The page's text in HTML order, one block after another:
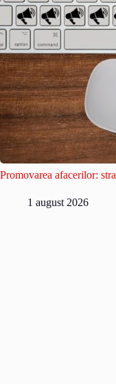
Promovarea afacerilor:
1 august 2026